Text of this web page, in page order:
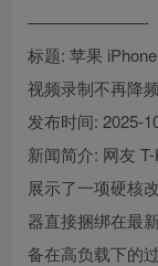
———————-
标题: 苹果
视频录制不再降频
发布时间: 2025-
新闻简介: 网友
展示了一项硬核
器直接捆绑在最
备在高负载下的